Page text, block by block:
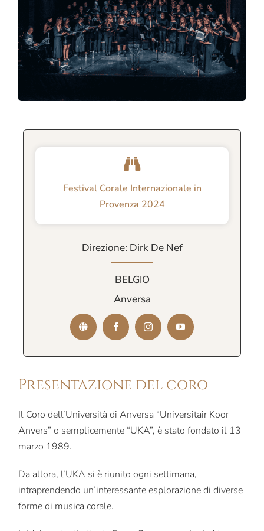
Presentazione del coro
Il Coro dell’Università di Anversa “Universitair Koor
Anvers” o semplicemente “UKA”, è stato fondato il 13
marzo 1989.
Da allora, l’UKA si è riunito ogni settimana,
intraprendendo un’interessante esplorazione di diverse
forme di musica corale.
Festival Corale Internazionale in
Provenza 2024
Direzione: Dirk De Nef
BELGIO
Anversa